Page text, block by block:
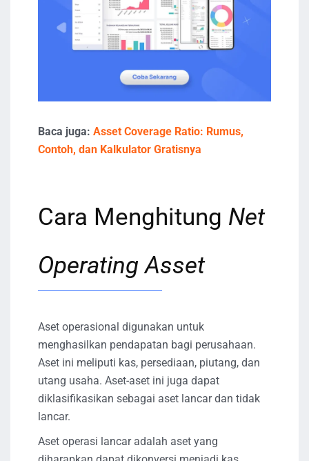
Baca juga: Asset Coverage Ratio: Rumus,
Contoh, dan Kalkulator Gratisnya
Cara Menghitung Net
Operating Asset
Aset operasional digunakan untuk
menghasilkan pendapatan bagi perusahaan.
Aset ini meliputi kas, persediaan, piutang, dan
utang usaha. Aset-aset ini juga dapat
diklasifikasikan sebagai aset lancar dan tidak
lancar.
Aset operasi lancar adalah aset yang